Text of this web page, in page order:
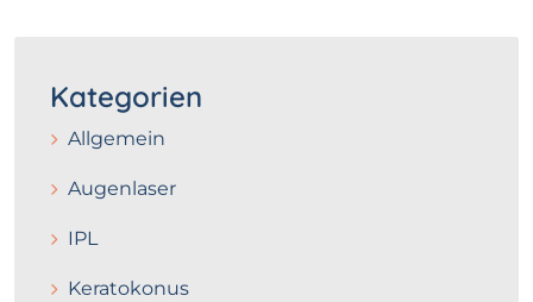
Kategorien
Allgemein
Augenlaser
IPL
Keratokonus